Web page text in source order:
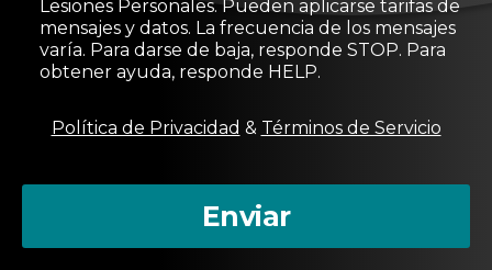
s
t
Lesiones Personales. Pueden aplicarse tarifas de
mensajes y datos. La frecuencia de los mensajes
varía. Para darse de baja, responde STOP. Para
obtener ayuda, responde HELP.
Política de Privacidad & Términos de Servicio
Enviar